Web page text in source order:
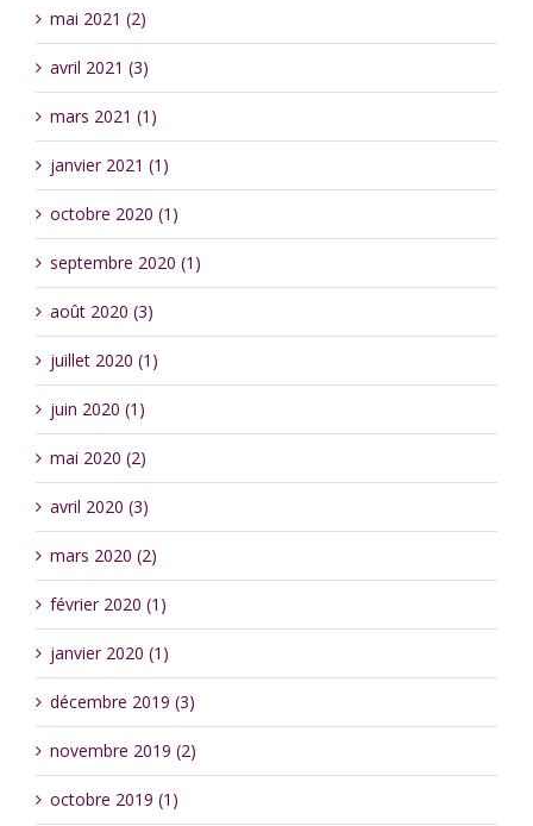
mai 2021 (2)
avril 2021 (3)
mars 2021 (1)
janvier 2021 (1)
octobre 2020 (1)
septembre 2020 (1)
août 2020 (3)
juillet 2020 (1)
juin 2020 (1)
mai 2020 (2)
avril 2020 (3)
mars 2020 (2)
février 2020 (1)
janvier 2020 (1)
décembre 2019 (3)
novembre 2019 (2)
octobre 2019 (1)